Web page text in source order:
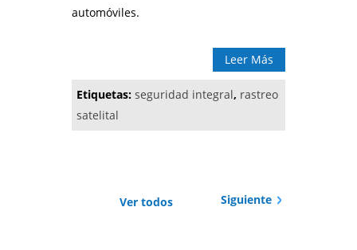
automóviles.
Leer Más
Etiquetas: seguridad integral, rastreo
satelital
Ver todos Siguiente